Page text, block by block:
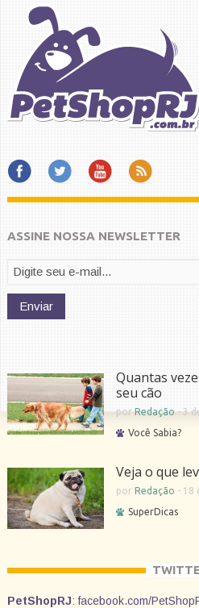
ASSINE NOSSA NEWSLETTER
Quantas
seu cão
porRedação-3
Você Sabia?
Veja o que
por Redação - 18
SuperDicas
PetShopRJ:facebook.com/